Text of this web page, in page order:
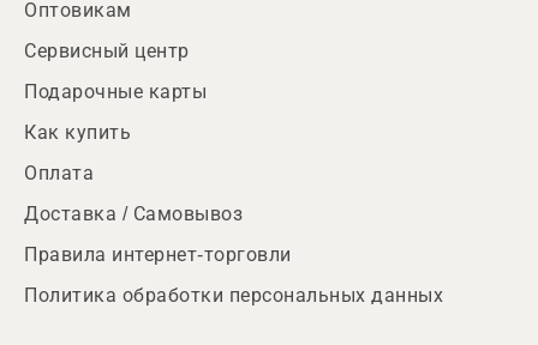
Оптовикам
Сервисный центр
Подарочные карты
Как купить
Оплата
Доставка / Самовывоз
Правила интернет-торговли
Политика обработки персональных данных